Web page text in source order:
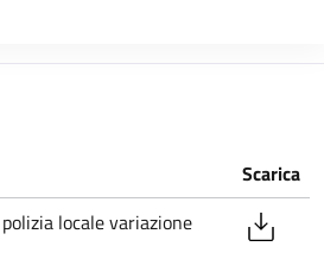
Scarica
locale variazione